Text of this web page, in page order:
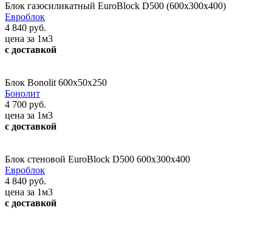
Блок газосиликатный EuroBlock D500 (600x300x400)
Евроблок
4 840 руб.
цена за 1м3
с доставкой
Блок Bonolit 600x50x250
Бонолит
4 700 руб.
цена за 1м3
с доставкой
Блок стеновой EuroBlock D500 600x300x400
Евроблок
4 840 руб.
цена за 1м3
с доставкой